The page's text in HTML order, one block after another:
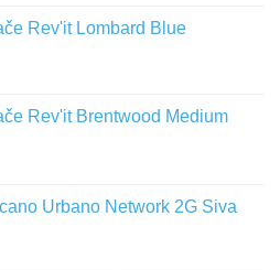
Rev'it Lombard Blue
Rev'it Brentwood Medium
Urbano Network 2G Siva